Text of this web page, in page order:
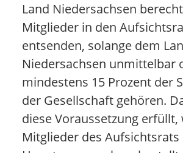
Land Niedersachsen
Mitglieder in den
entsenden, solange dem
Niedersachsen unmittelbar
mindestens 15 Prozent der
der Gesellschaft gehören.
diese Voraussetzung
Mitglieder des